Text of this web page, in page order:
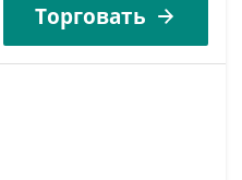
Торговать